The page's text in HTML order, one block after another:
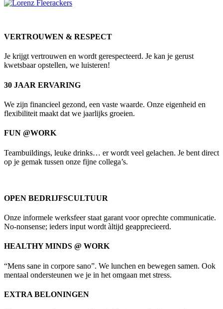
VERTROUWEN & RESPECT
Je krijgt vertrouwen en wordt gerespecteerd. Je kan je gerust
kwetsbaar opstellen, we luisteren!
30 JAAR ERVARING
We zijn financieel gezond, een vaste waarde. Onze eigenheid en
flexibiliteit maakt dat we jaarlijks groeien.
FUN @WORK
Teambuildings, leuke drinks… er wordt veel gelachen. Je bent direct
op je gemak tussen onze fijne collega’s.
OPEN BEDRIJFSCULTUUR
Onze informele werksfeer staat garant voor oprechte communicatie.
No-nonsense; ieders input wordt àltijd geapprecieerd.
HEALTHY MINDS @ WORK
“Mens sane in corpore sano”. We lunchen en bewegen samen. Ook
mentaal ondersteunen we je in het omgaan met stress.
EXTRA BELONINGEN